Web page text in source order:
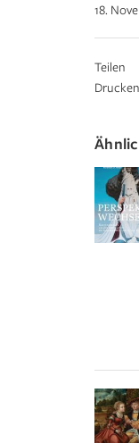
18.
Teilen
Drucken